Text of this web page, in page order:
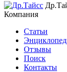
Компания
Статьи
Отзывы
Поиск
Контакты